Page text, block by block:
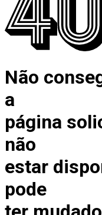
Não
a
página
não
estar
pode